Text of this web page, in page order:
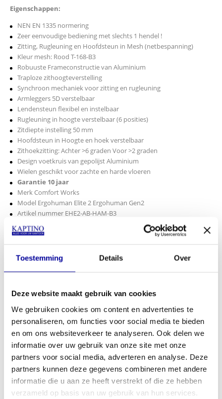
Toestemming Details Over
Deze website maakt gebruik van cookies
We gebruiken cookies om content en advertenties te
personaliseren, om functies voor social media te bieden
en om ons websiteverkeer te analyseren. Ook delen we
informatie over uw gebruik van onze site met onze
partners voor social media, adverteren en analyse. Deze
partners kunnen deze gegevens combineren met andere
informatie die u aan ze heeft verstrekt of die ze hebben
verzameld op basis van uw gebruik van hun services.
Eigenschappen:
NEN EN 1335 normering
Zeer eenvoudige bediening met slechts 1 hendel !
Zitting, Rugleuning en Hoofdsteun in Mesh (netbespanning)
Kleur mesh: Rood T-168-B3
Robuuste Frameconstructie van Aluminium
Traploze zithoogteverstelling
Synchroon mechaniek voor zitting en rugleuning
Armleggers 5D verstelbaar
Lendensteun flexibel en instelbaar
Rugleuning in hoogte verstelbaar (6 posities)
Zitdiepte instelling 50 mm
Hoofdsteun in Hoogte en hoek verstelbaar
Zithoekzitting: Achter >6 graden Voor >2 graden
Design voetkruis van gepolijst Aluminium
Wielen geschikt voor zachte en harde vloeren
Garantie 10 jaar
Merk Comfort Works
Model Ergohuman Elite 2 Ergohuman Gen2
Artikel nummer EHE2-AB-HAM-B3
Lees meer
EX BTW: €676,86
Offerte aanvragen
Op verlanglijstje
Productinformatie
Waarom investeren in een goede
bureaustoel?